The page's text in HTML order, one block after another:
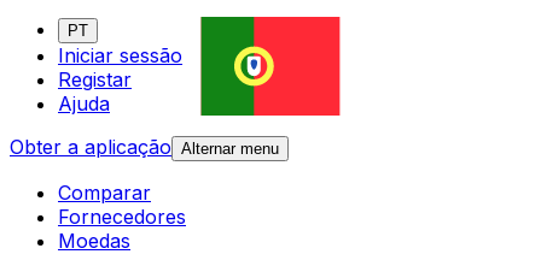
PT
Iniciar sessão
Registar
Ajuda
Obter a aplicação Alternar menu
Comparar
Fornecedores
Moedas